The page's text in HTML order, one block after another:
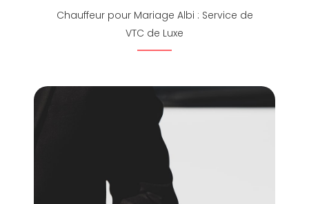
Chauffeur pour Mariage Albi : Service de
VTC de Luxe